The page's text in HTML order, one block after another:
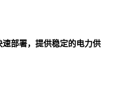
部署，提供稳定的电力供